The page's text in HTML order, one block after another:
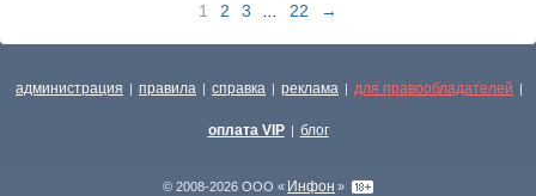
1 2 3 22 →
администрация | правила | справка | реклама | для правообладателей |
оплата VIP | блог
© 2008-2026 ООО « Инфон »